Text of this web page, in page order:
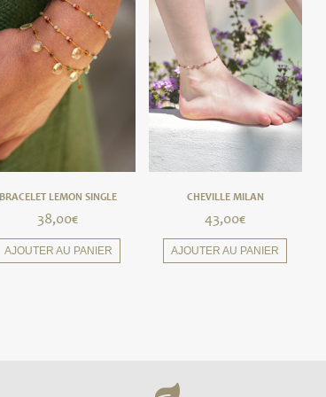
BRACELET LEMON SINGLE
38,00€
AJOUTER AU PANIER
CHEVILLE MILAN
43,00€
AJOUTER AU PANIER